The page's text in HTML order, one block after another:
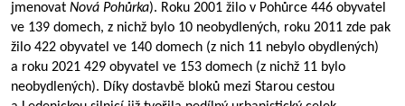
jmenovat Nová Pohůrka). Roku 2001 žilo v Pohůrce 446 obyvatel
ve 139 domech, z nichž bylo 10 neobydlených, roku 2011 zde pak
žilo 422 obyvatel ve 140 domech (z nich 11 nebylo obydlených)
a roku 2021 429 obyvatel ve 153 domech (z nichž 11 bylo
neobydlených). Díky dostavbě bloků mezi Starou cestou